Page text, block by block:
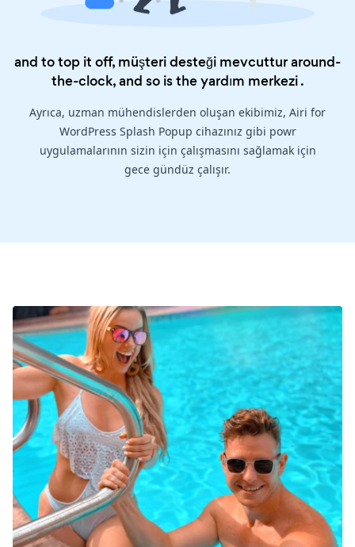
and to top it off, müşteri desteği mevcuttur around-
the-clock, and so is theyardım merkezi.
Ayrıca, uzman mühendislerden oluşan ekibimiz, Airi for
WordPress Splash Popup cihazınız gibi powr
uygulamalarının sizin için çalışmasını sağlamak için
gece gündüz çalışır.